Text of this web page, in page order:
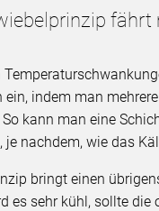
fährt
ein, indem man
kann man eine
je nachdem, wie das
bringt einen
es sehr kühl, sollte die